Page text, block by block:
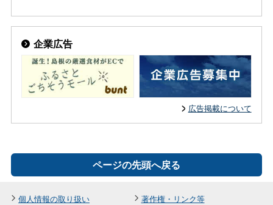
企業広告
広告掲載について
ページの先頭へ戻る
個人情報の取り扱い
著作権・リンク等